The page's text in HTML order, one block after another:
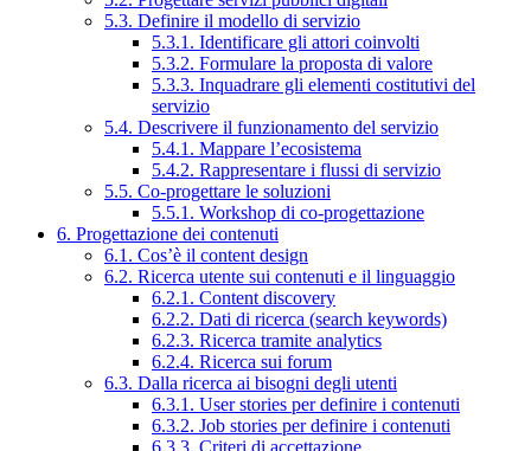
5.3. Definire il modello di servizio
5.3.1. Identificare gli attori coinvolti
5.3.2. Formulare la proposta di valore
5.3.3. Inquadrare gli elementi costitutivi del
servizio
5.4. Descrivere il funzionamento del servizio
5.4.1. Mappare l’ecosistema
5.4.2. Rappresentare i flussi di servizio
5.5. Co-progettare le soluzioni
5.5.1. Workshop di co-progettazione
6. Progettazione dei contenuti
6.1. Cos’è il content design
6.2. Ricerca utente sui contenuti e il linguaggio
6.2.1. Content discovery
6.2.2. Dati di ricerca (search keywords)
6.2.3. Ricerca tramite analytics
6.2.4. Ricerca sui forum
6.3. Dalla ricerca ai bisogni degli utenti
6.3.1. User stories per definire i contenuti
6.3.2. Job stories per definire i contenuti
6.3.3. Criteri di accettazione